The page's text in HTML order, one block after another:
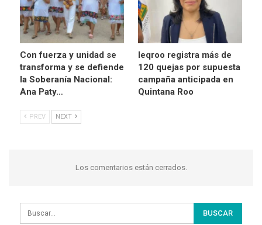
Con fuerza y unidad se
transforma y se defiende
la Soberanía Nacional:
Ana Paty…
Ieqroo registra más de
120 quejas por supuesta
campaña anticipada en
Quintana Roo
PREV NEXT
Los comentarios están cerrados.